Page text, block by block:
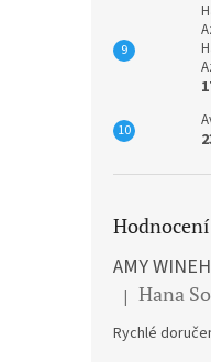
Hodnocení
| Hana
Rychlé